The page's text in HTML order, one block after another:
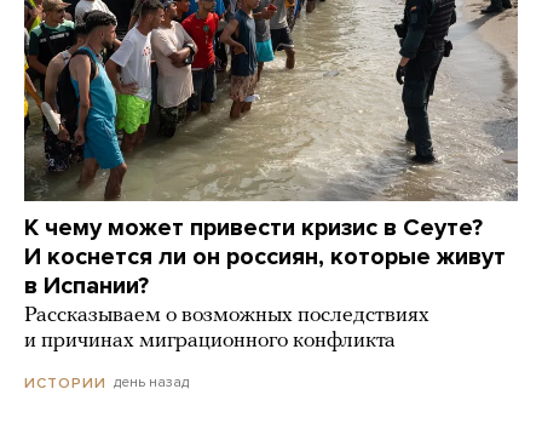
К чему может привести кризис в Сеуте?
И коснется ли он россиян, которые живут
в Испании?
Рассказываем о возможных последствиях
и причинах миграционного конфликта
ИСТОРИИ день назад